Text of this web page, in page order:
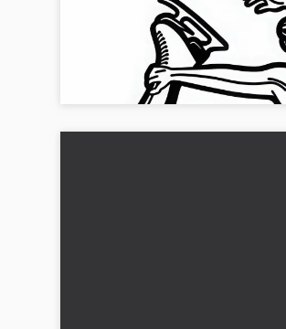
färgläggningsbild gratis
Missa inte vår gratis målarbild av en
färglägg nu!...